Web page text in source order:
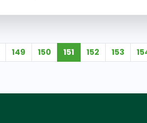
149 150 151 152 153